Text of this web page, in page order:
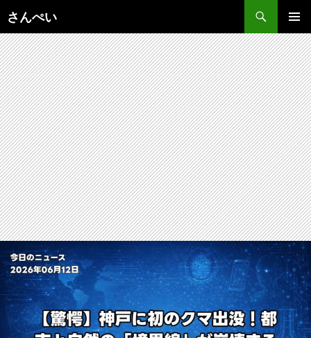
ン
テ
ン
ツ
へ
ス
キ
ッ
プ
さんぺい
メインメ
ニュー